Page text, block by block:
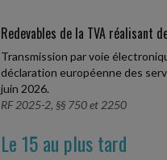
Redevables de la TVA réalisant
Transmission par voie
déclaration européenne des
juin 2026.
RF 2025-2, §§ 750 et 2250
Le 15 au plus tard